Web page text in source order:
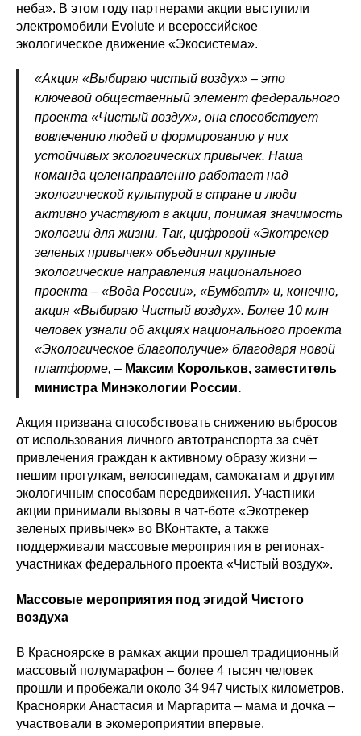
неба». В этом году партнерами акции выступили
электромобили Evolute и всероссийское
экологическое движение «Экосистема».
«Акция «Выбираю чистый воздух» – это
ключевой общественный элемент федерального
проекта «Чистый воздух», она способствует
вовлечению людей и формированию у них
устойчивых экологических привычек. Наша
команда целенаправленно работает над
экологической культурой в стране и люди
активно участвуют в акции, понимая значимость
экологии для жизни. Так, цифровой «Экотрекер
зеленых привычек» объединил крупные
экологические направления национального
проекта – «Вода России», «Бумбатл» и, конечно,
акция «Выбираю Чистый воздух». Более 10 млн
человек узнали об акциях национального проекта
«Экологическое благополучие» благодаря новой
платформе, – Максим Корольков, заместитель
министра Минэкологии России.
Акция призвана способствовать снижению выбросов
от использования личного автотранспорта за счёт
привлечения граждан к активному образу жизни –
пешим прогулкам, велосипедам, самокатам и другим
экологичным способам передвижения. Участники
акции принимали вызовы в чат‑боте «Экотрекер
зеленых привычек» во ВКонтакте, а также
поддерживали массовые мероприятия в регионах-
участниках федерального проекта «Чистый воздух».
Массовые мероприятия под эгидой Чистого
воздуха
В Красноярске в рамках акции прошел традиционный
массовый полумарафон – более 4 тысяч человек
прошли и пробежали около 34 947 чистых километров.
Красноярки Анастасия и Маргарита – мама и дочка –
участвовали в экомероприятии впервые.